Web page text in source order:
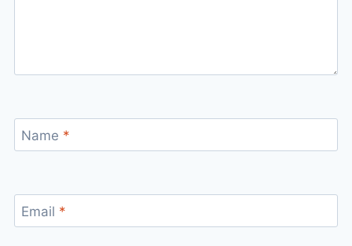
Name *
Email *